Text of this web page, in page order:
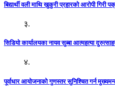
बिद्यार्थी वली माथि खुकुरी प्रहारको आरोपी गिरी
३.
सिडियो कार्यालयका नायव सुब्बा आत्महत्या
४.
पूर्वाधार आयोजनाको गुणस्तर सुनिश्चित गर्न